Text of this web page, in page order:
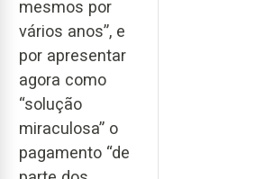
mesmos por
vários anos”, e
por apresentar
agora como
“solução
miraculosa” o
pagamento “de